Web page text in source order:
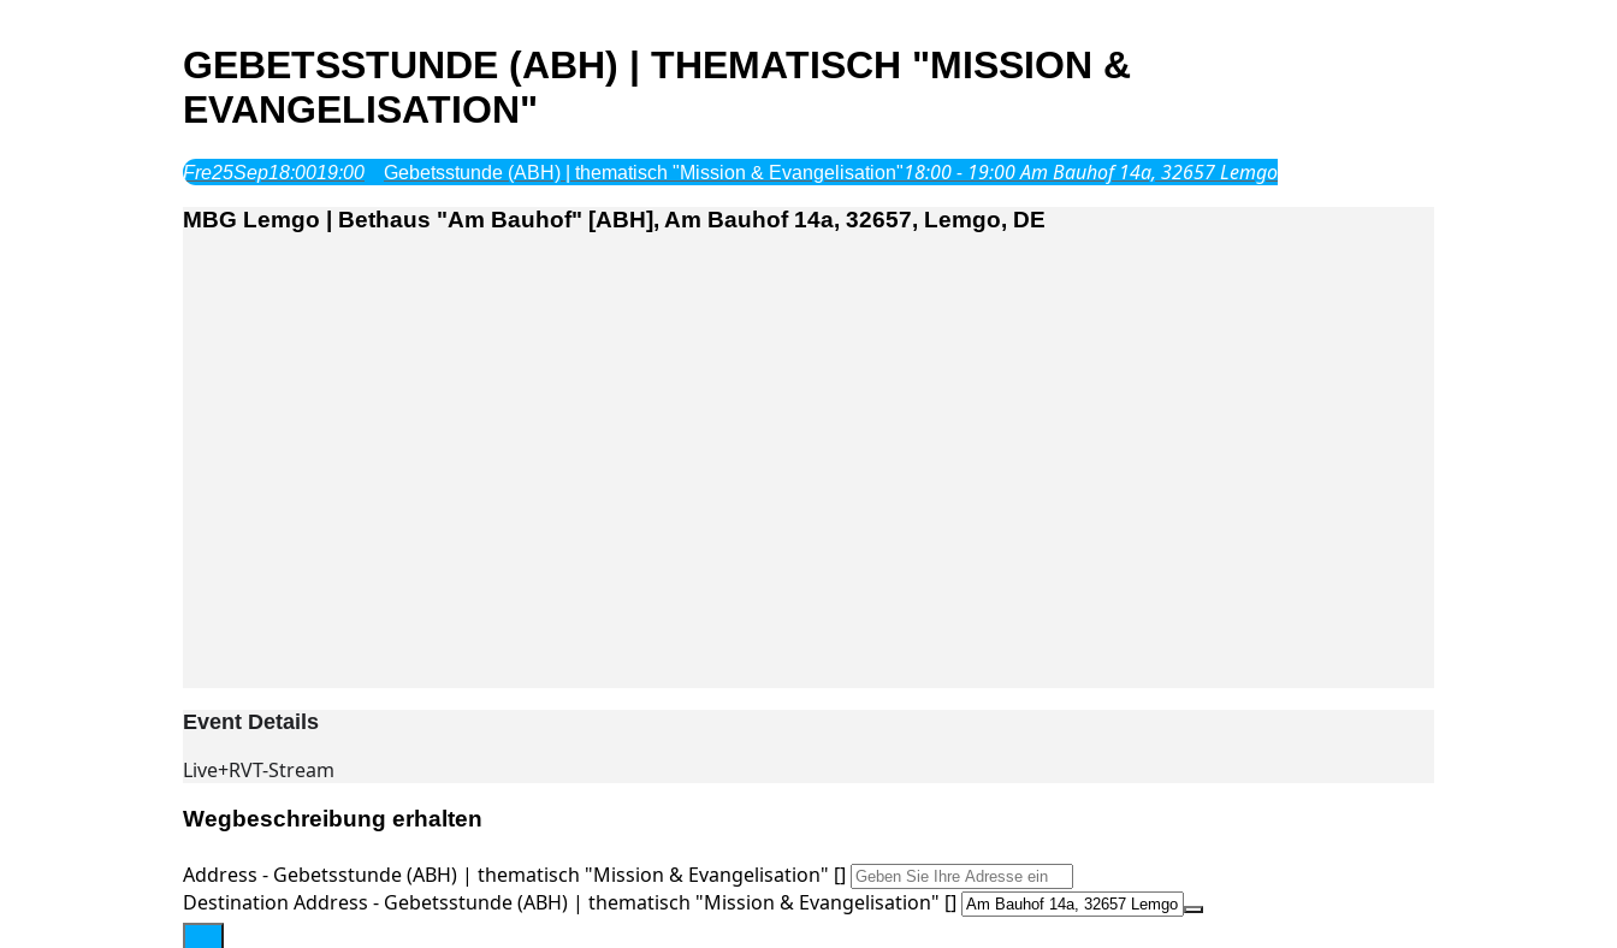
GEBETSSTUNDE (ABH) | THEMATISCH "MISSION &
EVANGELISATION"
Fre25Sep18:0019:00 Gebetsstunde (ABH) | thematisch "Mission & Evangelisation"18:00 - 19:00Am Bauhof 14a, 32657 Lemgo
MBG Lemgo | Bethaus "Am Bauhof" [ABH], Am Bauhof 14a, 32657, Lemgo, DE
Event Details
Live+RVT-Stream
Wegbeschreibung erhalten
Address - Gebetsstunde (ABH) | thematisch "Mission & Evangelisation" []
Destination Address - Gebetsstunde (ABH) | thematisch "Mission & Evangelisation" []